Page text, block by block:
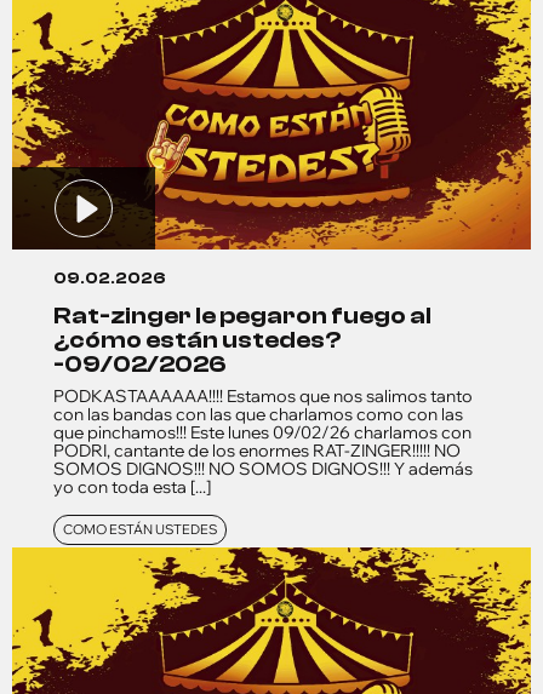
09.02.2026
rat-zinger le pegaron fuego al
¿cómo están ustedes?
-09/02/2026
PODKASTAAAAAA!!!! Estamos que nos salimos tanto
con las bandas con las que charlamos como con las
que pinchamos!!! Este lunes 09/02/26 charlamos con
PODRI, cantante de los enormes RAT-ZINGER!!!!! NO
SOMOS DIGNOS!!! NO SOMOS DIGNOS!!! Y además
yo con toda esta [...]
COMO ESTÁN USTEDES